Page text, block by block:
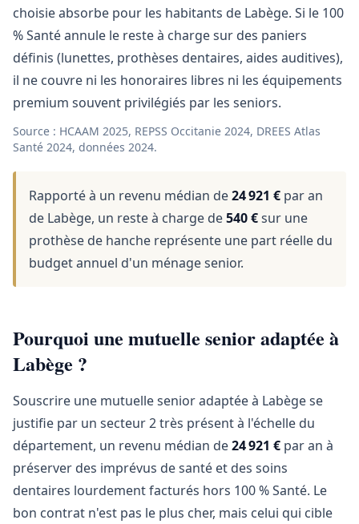
choisie absorbe pour les habitants de Labège. Si le 100
% Santé annule le reste à charge sur des paniers
définis (lunettes, prothèses dentaires, aides auditives),
il ne couvre ni les honoraires libres ni les équipements
premium souvent privilégiés par les seniors.
Source : HCAAM 2025, REPSS Occitanie 2024, DREES Atlas
Santé 2024, données 2024.
Rapporté à un revenu médian de24 921 € par an
de Labège, un reste à charge de540 €sur une
prothèse de hanche représente une part réelle du
budget annuel d'un ménage senior.
Pourquoi une mutuelle senior adaptée à
Labège ?
Souscrire une mutuelle senior adaptée à Labège se
justifie par un secteur 2 très présent à l'échelle du
département, un revenu médian de24 921 € par an à
préserver des imprévus de santé et des soins
dentaires lourdement facturés hors 100 % Santé. Le
bon contrat n'est pas le plus cher, mais celui qui cible